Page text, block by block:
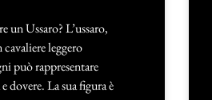
un Ussaro? L’ussaro,
leggero
può rappresentare
dovere. La sua figura è